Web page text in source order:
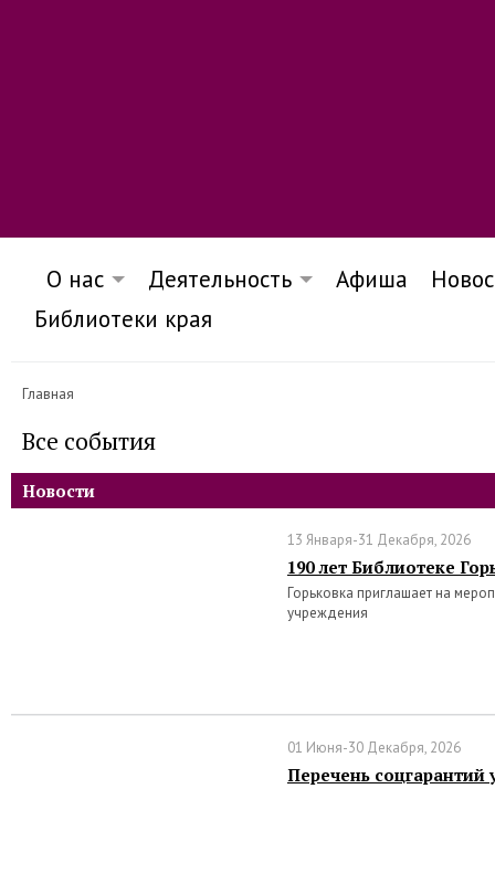
О нас Деятельность Афиша
Библиотеки края
Главная
Все события
Новости
13 Января-31 Декабря, 2026
190 лет Библиотеке
Горьковка приглашает на
учреждения
01 Июня-30 Декабря, 2026
Перечень соцгарантий